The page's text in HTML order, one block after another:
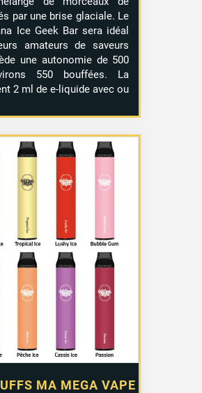
par une brise glaciale. Le
Ice Geek Bar sera idéal
amateurs de saveurs
une autonomie de 500
550 bouffées. La
2 ml de e-liquide avec ou
MA MEGA VAPE